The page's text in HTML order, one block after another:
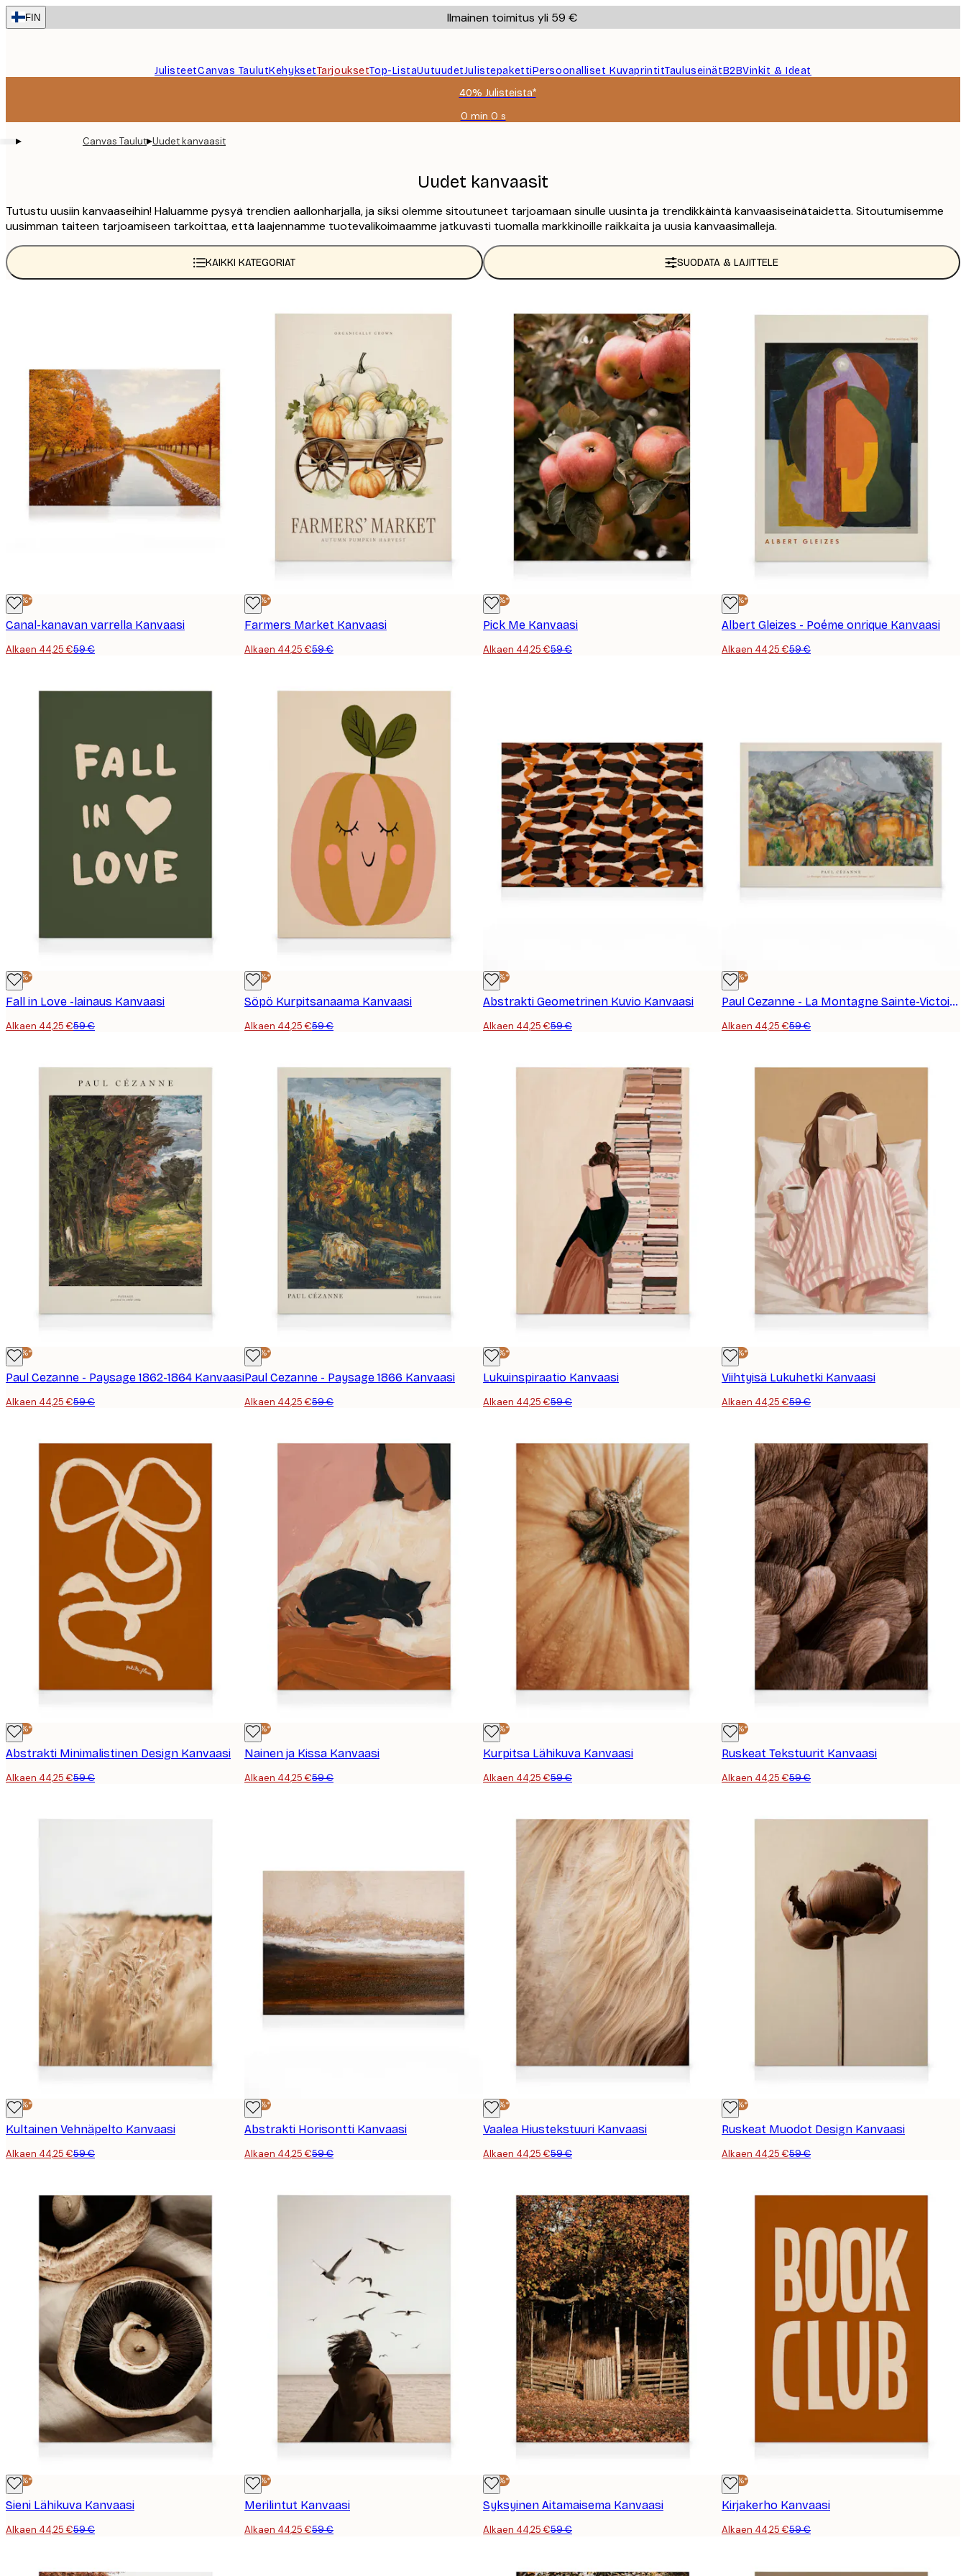
Skip
to
FIN Ilmainen toimitus yli 59 €
JulisteetCanvas TaulutKehyksetTarjouksetTop-ListaUutuudetJulistepakettiPersoonalliset KuvaprintitTauluseinätB2BVinkit & Ideat
40% Julisteista*
0 min 0 s
Voimassa
▸ Canvas Taulut▸Uudet kanvaasit
Uudet kanvaasit
Tutustu uusiin kanvaaseihin! Haluamme pysyä trendien aallonharjalla, ja siksi olemme sitoutuneet tarjoamaan sinulle uusinta ja trendikkäintä kanvaasiseinätaidetta. Sitoutumisemme
uusimman taiteen tarjoamiseen tarkoittaa, että laajennamme tuotevalikoimaamme jatkuvasti tuomalla markkinoille raikkaita ja uusia kanvaasimalleja.
KAIKKI KATEGORIAT SUODATA & LAJITTELE
-25%*
Canal-kanavan varrella Kanvaasi
Alkaen 44,25 €59 €
-25%*
Farmers Market Kanvaasi
Alkaen 44,25 €59 €
-25%*
Pick Me Kanvaasi
Alkaen 44,25 €59 €
-25%*
Albert Gleizes - Poéme onrique Kanvaasi
Alkaen 44,25 €59 €
-25%*
Fall in Love -lainaus Kanvaasi
Alkaen 44,25 €59 €
-25%*
Söpö Kurpitsanaama Kanvaasi
Alkaen 44,25 €59 €
-25%*
Abstrakti Geometrinen Kuvio Kanvaasi
Alkaen 44,25 €59 €
-25%*
Paul Cezanne - La Montagne Sainte-Victoire vue de la carrière Bibémus Kanvaasi
Alkaen 44,25 €59 €
-25%*
Paul Cezanne - Paysage 1862-1864 Kanvaasi
Alkaen 44,25 €59 €
-25%*
Paul Cezanne - Paysage 1866 Kanvaasi
Alkaen 44,25 €59 €
-25%*
Lukuinspiraatio Kanvaasi
Alkaen 44,25 €59 €
-25%*
Viihtyisä Lukuhetki Kanvaasi
Alkaen 44,25 €59 €
-25%*
Abstrakti Minimalistinen Design Kanvaasi
Alkaen 44,25 €59 €
-25%*
Nainen ja Kissa Kanvaasi
Alkaen 44,25 €59 €
-25%*
Kurpitsa Lähikuva Kanvaasi
Alkaen 44,25 €59 €
-25%*
Ruskeat Tekstuurit Kanvaasi
Alkaen 44,25 €59 €
-25%*
Kultainen Vehnäpelto Kanvaasi
Alkaen 44,25 €59 €
-25%*
Abstrakti Horisontti Kanvaasi
Alkaen 44,25 €59 €
-25%*
Vaalea Hiustekstuuri Kanvaasi
Alkaen 44,25 €59 €
-25%*
Ruskeat Muodot Design Kanvaasi
Alkaen 44,25 €59 €
-25%*
Sieni Lähikuva Kanvaasi
Alkaen 44,25 €59 €
-25%*
Merilintut Kanvaasi
Alkaen 44,25 €59 €
-25%*
Syksyinen Aitamaisema Kanvaasi
Alkaen 44,25 €59 €
-25%*
Kirjakerho Kanvaasi
Alkaen 44,25 €59 €